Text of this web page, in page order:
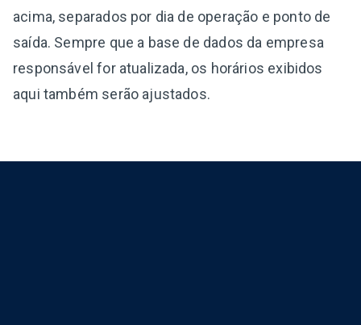
acima, separados por dia de operação e ponto de
saída. Sempre que a base de dados da empresa
responsável for atualizada, os horários exibidos
aqui também serão ajustados.